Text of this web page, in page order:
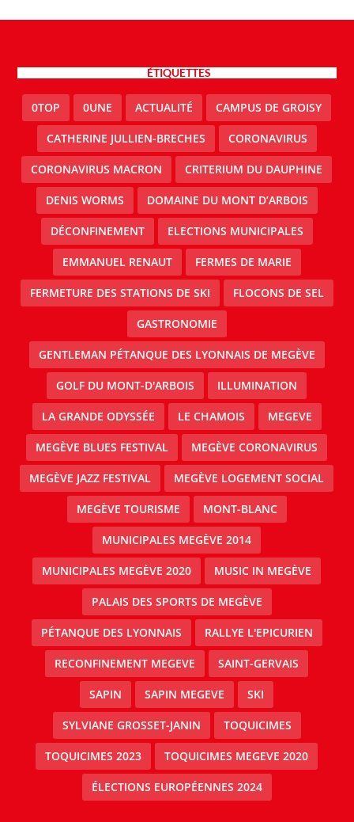
ÉTIQUETTES
0TOP 0UNE ACTUALITÉ CAMPUS DE GROISY
CATHERINE JULLIEN-BRECHES CORONAVIRUS
CORONAVIRUS MACRON CRITERIUM DU DAUPHINE
DENIS WORMS DOMAINE DU MONT D’ARBOIS
DÉCONFINEMENT ELECTIONS MUNICIPALES
EMMANUEL RENAUT FERMES DE MARIE
FERMETURE DES STATIONS DE SKI FLOCONS DE SEL
GASTRONOMIE
GENTLEMAN PÉTANQUE DES LYONNAIS DE MEGÈVE
GOLF DU MONT-D'ARBOIS ILLUMINATION
LA GRANDE ODYSSÉE LE CHAMOIS MEGEVE
MEGÈVE BLUES FESTIVAL MEGÈVE CORONAVIRUS
MEGÈVE JAZZ FESTIVAL MEGÈVE LOGEMENT SOCIAL
MEGÈVE TOURISME MONT-BLANC
MUNICIPALES MEGÈVE 2014
MUNICIPALES MEGÈVE 2020 MUSIC IN MEGÈVE
PALAIS DES SPORTS DE MEGÈVE
PÉTANQUE DES LYONNAIS RALLYE L'EPICURIEN
RECONFINEMENT MEGEVE SAINT-GERVAIS
SAPIN SAPIN MEGEVE SKI
SYLVIANE GROSSET-JANIN TOQUICIMES
TOQUICIMES 2023 TOQUICIMES MEGEVE 2020
ÉLECTIONS EUROPÉENNES 2024